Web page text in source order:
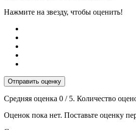
Нажмите на звезду, чтобы оценить!
Отправить оценку
Средняя оценка 0 / 5. Количество
Оценок пока нет. Поставьте оценку